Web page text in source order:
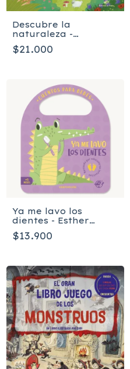
Descubre la
naturaleza -
Svetlana Shendrik,
Lena Zolotareva
$21.000
Ya me lavo los
dientes - Esther
Burgueño
$13.900